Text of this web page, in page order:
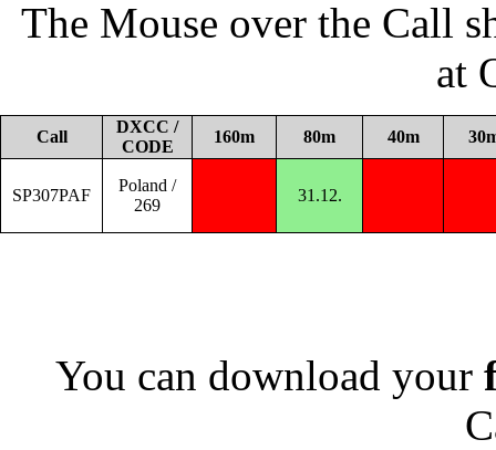
The Mouse over the Call
at
Call
DXCC /
CODE
160m 80m 40m
SP307PAF
Poland /
269
31.12.
You can download your